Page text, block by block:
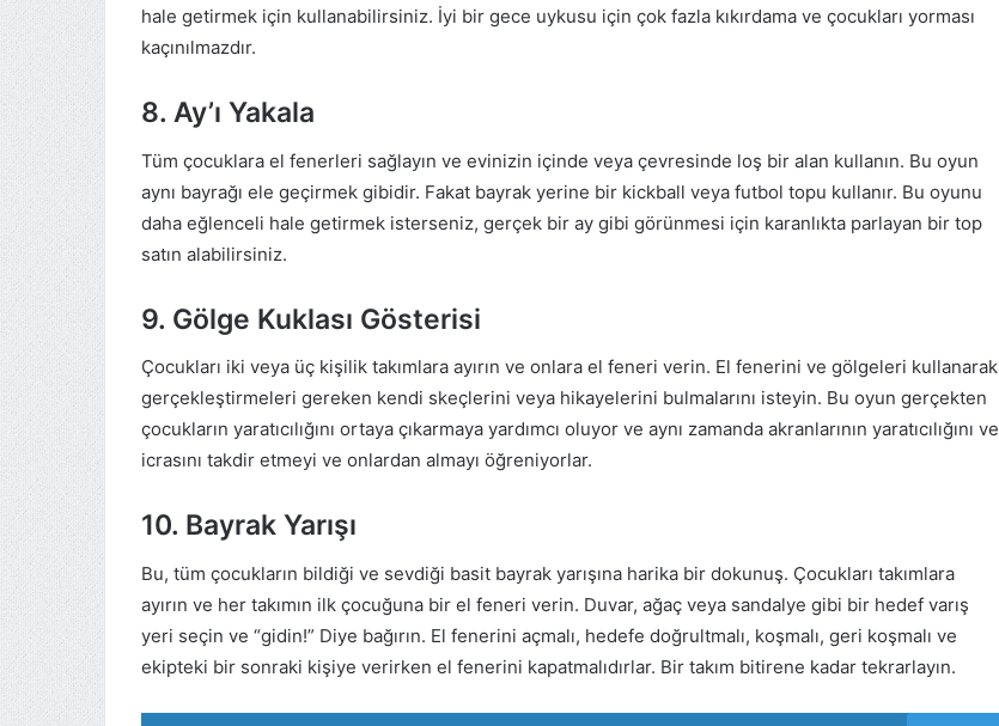
hale getirmek için kullanabilirsiniz. İyi bir gece uykusu için çok fazla kıkırdama ve çocukları yorması
kaçınılmazdır.
8. Ay’ı Yakala
Tüm çocuklara el fenerleri sağlayın ve evinizin içinde veya çevresinde loş bir alan kullanın. Bu oyun
aynı bayrağı ele geçirmek gibidir. Fakat bayrak yerine bir kickball veya futbol topu kullanır. Bu oyunu
daha eğlenceli hale getirmek isterseniz, gerçek bir ay gibi görünmesi için karanlıkta parlayan bir top
satın alabilirsiniz.
9. Gölge Kuklası Gösterisi
Çocukları iki veya üç kişilik takımlara ayırın ve onlara el feneri verin. El fenerini ve gölgeleri kullanarak
gerçekleştirmeleri gereken kendi skeçlerini veya hikayelerini bulmalarını isteyin. Bu oyun gerçekten
çocukların yaratıcılığını ortaya çıkarmaya yardımcı oluyor ve aynı zamanda akranlarının yaratıcılığını ve
icrasını takdir etmeyi ve onlardan almayı öğreniyorlar.
10. Bayrak Yarışı
Bu, tüm çocukların bildiği ve sevdiği basit bayrak yarışına harika bir dokunuş. Çocukları takımlara
ayırın ve her takımın ilk çocuğuna bir el feneri verin. Duvar, ağaç veya sandalye gibi bir hedef varış
yeri seçin ve “gidin!” Diye bağırın. El fenerini açmalı, hedefe doğrultmalı, koşmalı, geri koşmalı ve
ekipteki bir sonraki kişiye verirken el fenerini kapatmalıdırlar. Bir takım bitirene kadar tekrarlayın.